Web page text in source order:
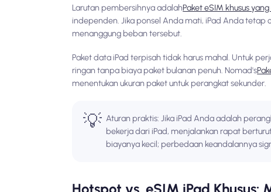
Larutan pembersihnya adalahPaket eSIM khusus
independen. Jika ponsel Anda mati, iPad Anda tetap
menanggung beban tersebut.
Paket data iPad terpisah tidak harus mahal. Untuk
ringan tanpa biaya paket bulanan penuh. Nomad's
menentukan ukuran paket untuk perangkat sekunder.
💡 Aturan praktis: Jika iPad Anda adalah
bekerja dari iPad, menjalankan rapat
biayanya kecil; perbedaan keandalannya
Hotspot vs. eSIM iPad